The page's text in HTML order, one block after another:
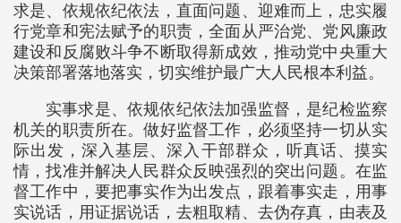
求是、依规依纪依法，直面问题、迎难而上，忠实履
行党章和宪法赋予的职责，全面从严治党、党风廉政
建设和反腐败斗争不断取得新成效，推动党中央重大
决策部署落地落实，切实维护最广大人民根本利益。
实事求是、依规依纪依法加强监督，是纪检监察
机关的职责所在。做好监督工作，必须坚持一切从实
际出发，深入基层、深入干部群众，听真话、摸实
情，找准并解决人民群众反映强烈的突出问题。在监
督工作中，要把事实作为出发点，跟着事实走，用事
实说话，用证据说话，去粗取精、去伪存真，由表及